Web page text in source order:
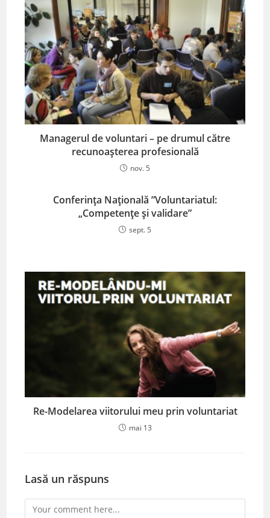
Managerul de voluntari – pe drumul către
recunoașterea profesională
nov. 5
Conferința Națională ”Voluntariatul:
„Competențe și validare”
sept. 5
Re-Modelarea viitorului meu prin voluntariat
mai 13
Lasă un răspuns
Comment